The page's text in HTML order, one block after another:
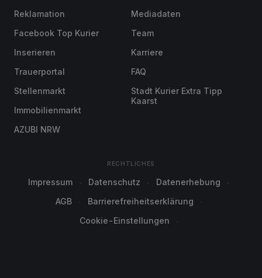
Reklamation
Facebook Top Kurier
Inserieren
Trauerportal
Stellenmarkt
Immobilienmarkt
AZUBI NRW
Mediadaten
Team
Karriere
FAQ
Stadt Kurier Extra Tipp
Kaarst
RECHTLICHES
Impressum Datenschutz
Datenerhebung
AGB
Barrierefreiheitserklärung
Cookie-Einstellungen